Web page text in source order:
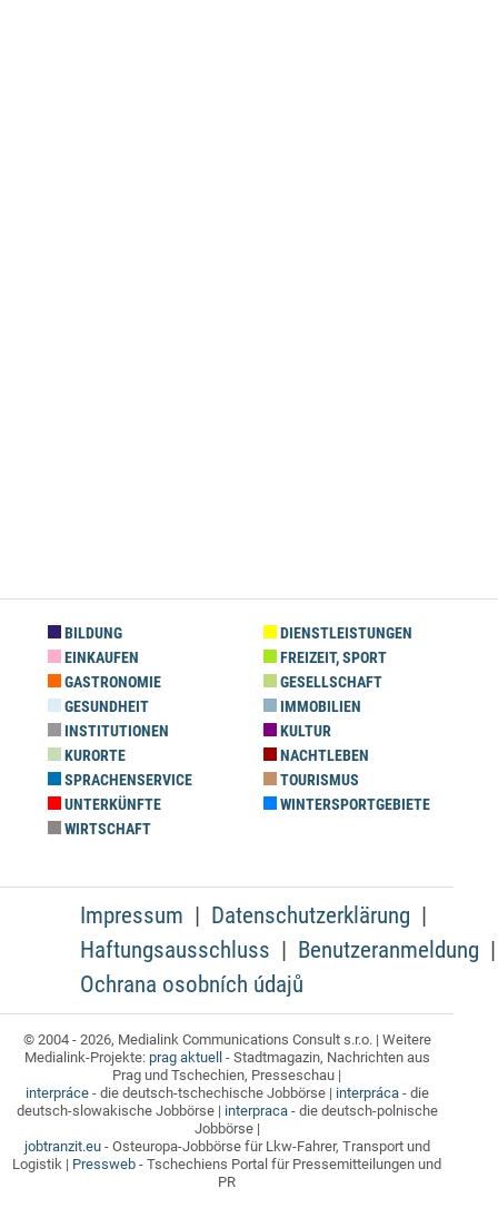
BILDUNG
DIENSTLEISTUNGEN
EINKAUFEN
FREIZEIT, SPORT
GASTRONOMIE
GESELLSCHAFT
GESUNDHEIT
IMMOBILIEN
INSTITUTIONEN
KULTUR
KURORTE
NACHTLEBEN
SPRACHENSERVICE
TOURISMUS
UNTERKÜNFTE
WINTERSPORTGEBIETE
WIRTSCHAFT
Impressum
Datenschutzerklärung
Haftungsausschluss
Benutzeranmeldung
Ochrana osobních údajů
© 2004 - 2026, Medialink Communications Consult s.r.o. | Weitere
Medialink-Projekte: prag aktuell - Stadtmagazin, Nachrichten aus
Prag und Tschechien, Presseschau |
interpráce- die deutsch-tschechische Jobbörse | interpráca- die
deutsch-slowakische Jobbörse | interpraca- die deutsch-polnische
Jobbörse |
jobtranzit.eu- Osteuropa-Jobbörse für Lkw-Fahrer, Transport und
Logistik | Pressweb - Tschechiens Portal für Pressemitteilungen und
PR